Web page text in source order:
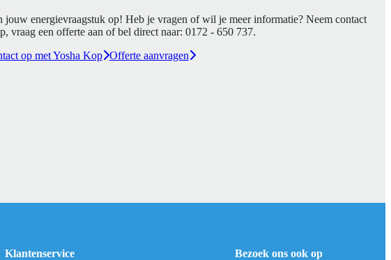
jouw energievraagstuk op! Heb je vragen of wil je meer informatie? Neem contact
vraag een offerte aan of bel direct naar: 0172 - 650 737.
op met Yosha Kop Offerte aanvragen
Klantenservice
Bezoek ons ook op